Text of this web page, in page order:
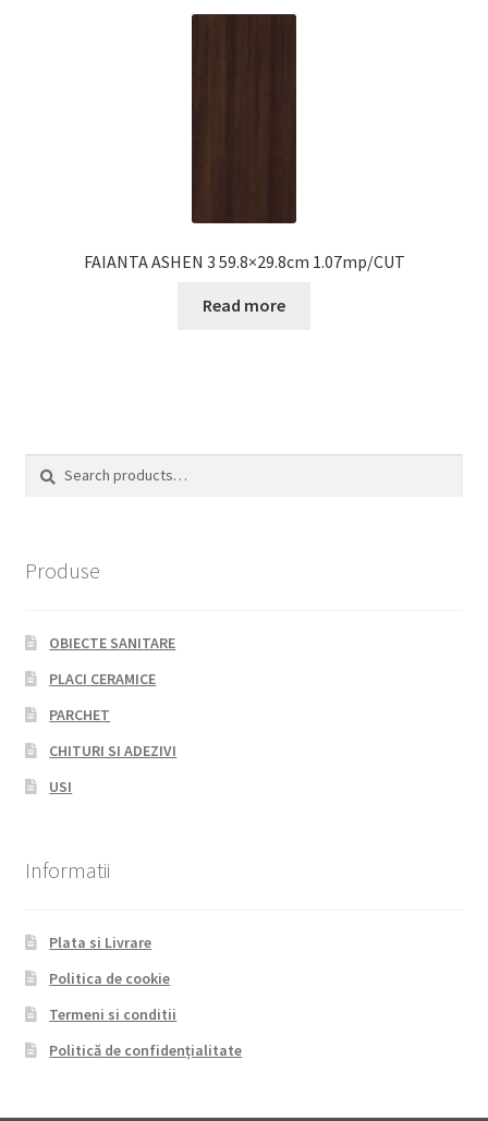
FAIANTA ASHEN 3 59.8×29.8cm 1.07mp/CUT
Read more
Search
Search
Produse
OBIECTE SANITARE
PLACI CERAMICE
PARCHET
CHITURI SI ADEZIVI
USI
Informatii
Plata si Livrare
Politica de cookie
Termeni si conditii
Politică de confidențialitate